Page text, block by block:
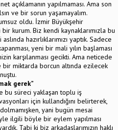
açıklamanın yapılmaması. Ama son
ve bir sorun yaşamayalım.
oldu. İzmir Büyükşehir
kurum. Biz kendi kaynaklarımızla bu
hazırlıklarımızı yaptık. Sadece
yeni bir mali yılın başlaması
karşılanması gecikti. Ama neticede
miktarda borcun altında ezilecek
gerek”
bu süreci yaklaşan toplu iş
için kullandığını belirterek,
yani bugün mesai
ilgili böyle bir eylem yapılması
Tabi ki biz arkadaşlarımızın haklı